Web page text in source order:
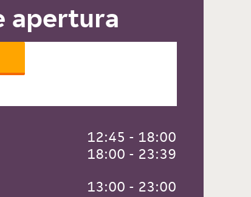
apertura
12:45 - 18:00
18:00 - 23:39
13:00 - 23:00